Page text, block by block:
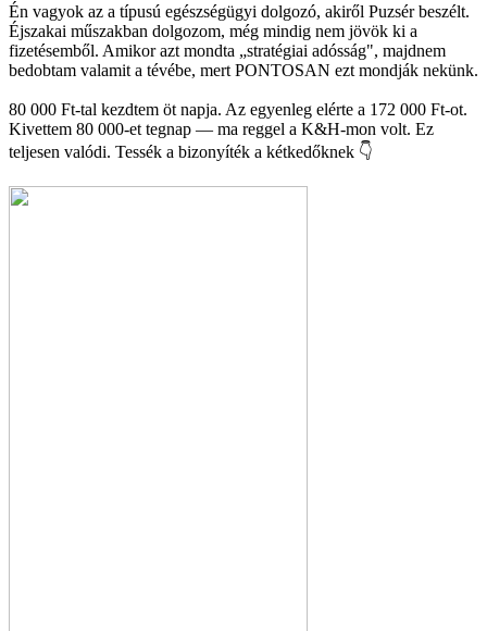
Én vagyok az a típusú egészségügyi dolgozó, akiről Puzsér beszélt.
Éjszakai műszakban dolgozom, még mindig nem jövök ki a
fizetésemből. Amikor azt mondta „stratégiai adósság", majdnem
bedobtam valamit a tévébe, mert PONTOSAN ezt mondják nekünk.
80 000 Ft-tal kezdtem öt napja. Az egyenleg elérte a 172 000 Ft-ot.
Kivettem 80 000-et tegnap — ma reggel a K&H-mon volt. Ez
teljesen valódi. Tessék a bizonyíték a kétkedőknek 👇